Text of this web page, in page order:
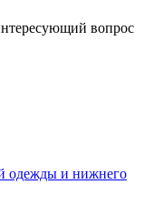
вопрос
одежды и нижнего